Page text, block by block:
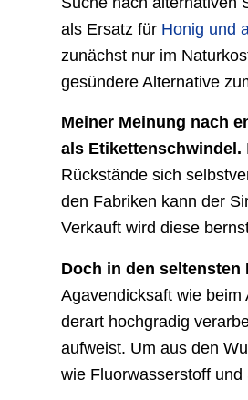
als Ersatz für Honig und
zunächst nur im
gesündere Alternative
Meiner Meinung nach
als Etikettenschwindel.
Rückstände sich
den Fabriken kann der
Verkauft wird diese
Doch in den seltensten
Agavendicksaft wie beim
derart hochgradig
aufweist. Um aus den
wie Fluorwasserstoff